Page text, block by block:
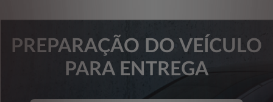
PREPARAÇÃO DO VEÍCULO
PARA ENTREGA